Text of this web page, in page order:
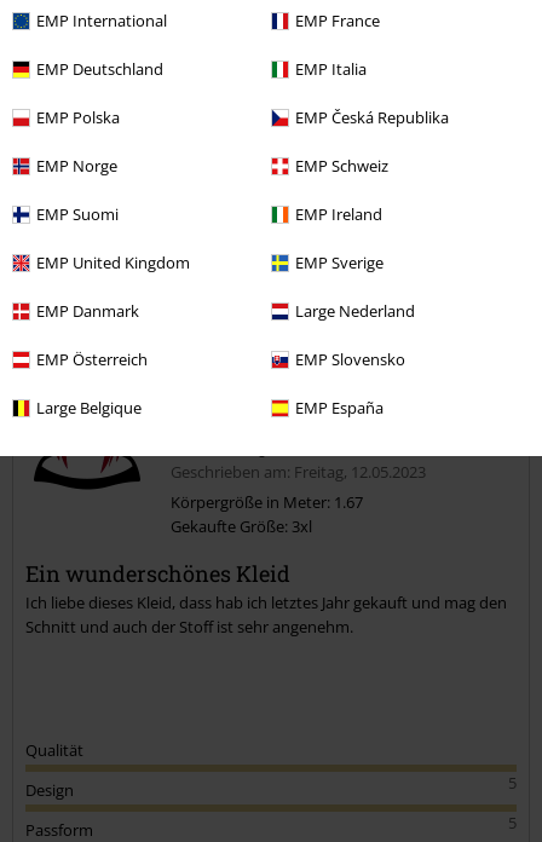
EMP International EMP France
EMP Deutschland EMP Italia
EMP Polska EMP Česká Republika
EMP Norge EMP Schweiz
EMP Suomi EMP Ireland
EMP United Kingdom EMP Sverige
EMP Danmark Large Nederland
EMP Österreich EMP Slovensko
Large Belgique EMP España
Passform
zu eng
perfekt
Länge
Kommentieren
Kommentar jetzt abschicken!
Geschrieben am: Freitag, 12.05.2023
Körpergröße in Meter: 1.67
Gekaufte Größe: 3xl
Ein wunderschönes Kleid
Ich liebe dieses Kleid, dass hab ich letztes Jahr gekauft und mag den
Schnitt und auch der Stoff ist sehr angenehm.
Qualität
5
Design
5
Passform